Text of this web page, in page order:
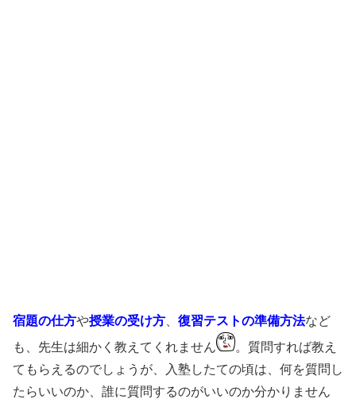
宿題の仕方や授業の受け方 復習テストの準備方法など
も、先生は細かく教えてくれません
。質問すれば教え
てもらえるのでしょうが、入塾したての頃は、何を質問し
たらいいのか、誰に質問するのがいいのか分かりません